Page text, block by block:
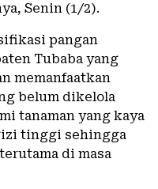
Senin (1/2).
pangan
Tubaba yang
memanfaatkan
belum dikelola
tanaman yang kaya
tinggi sehingga
di masa